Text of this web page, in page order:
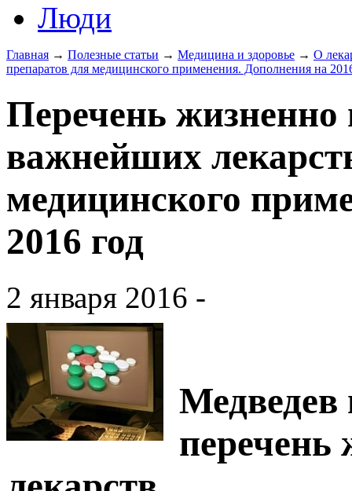
Люди
Главная → Полезные статьи → Медицина и здоровье → О
препаратов для медицинского применения. Дополнения на
Перечень
важнейших
медицинского
2016 год
2 января 2016 -
Медведев